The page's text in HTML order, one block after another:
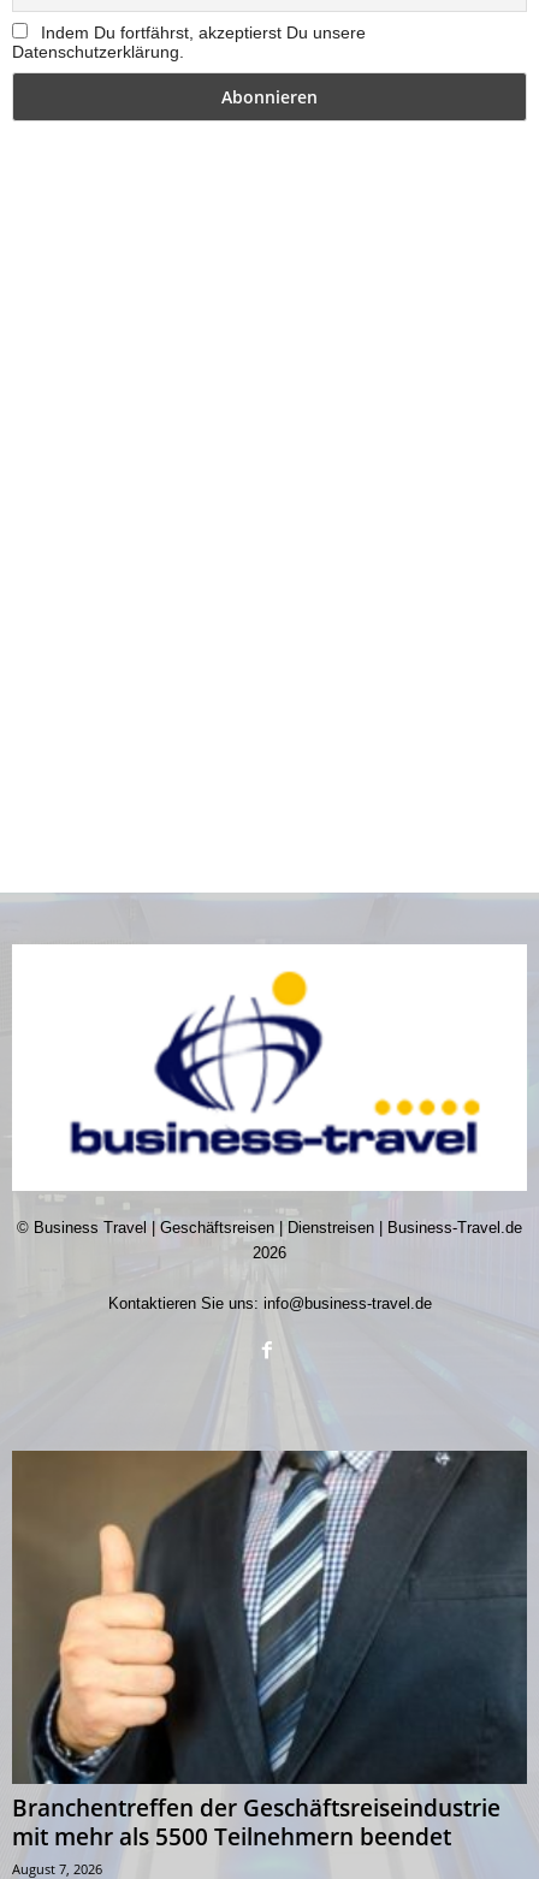
Indem Du fortfährst, akzeptierst Du unsere
Datenschutzerklärung.
© Business Travel | Geschäftsreisen | Dienstreisen | Business-Travel.de
2026
Kontaktieren Sie uns: info@business-travel.de
Branchentreffen der Geschäftsreiseindustrie
mit mehr als 5500 Teilnehmern beendet
August 7, 2026